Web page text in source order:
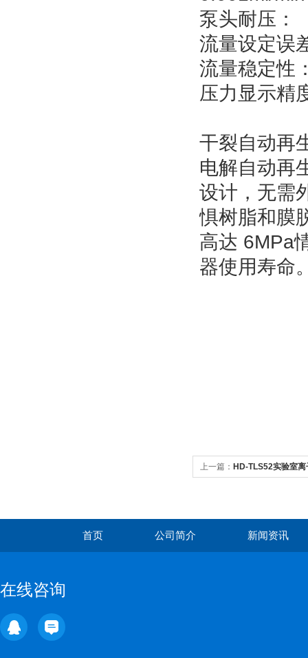
泵头耐压：
流量设定误
流量稳定性
压力显示精
干裂自动再
电解自动再
设计，无需
惧树脂和膜
高达 6MPa
器使用寿命
上一篇： HD-TLS52实验室
首页 公司简介 新闻资讯
在线咨询